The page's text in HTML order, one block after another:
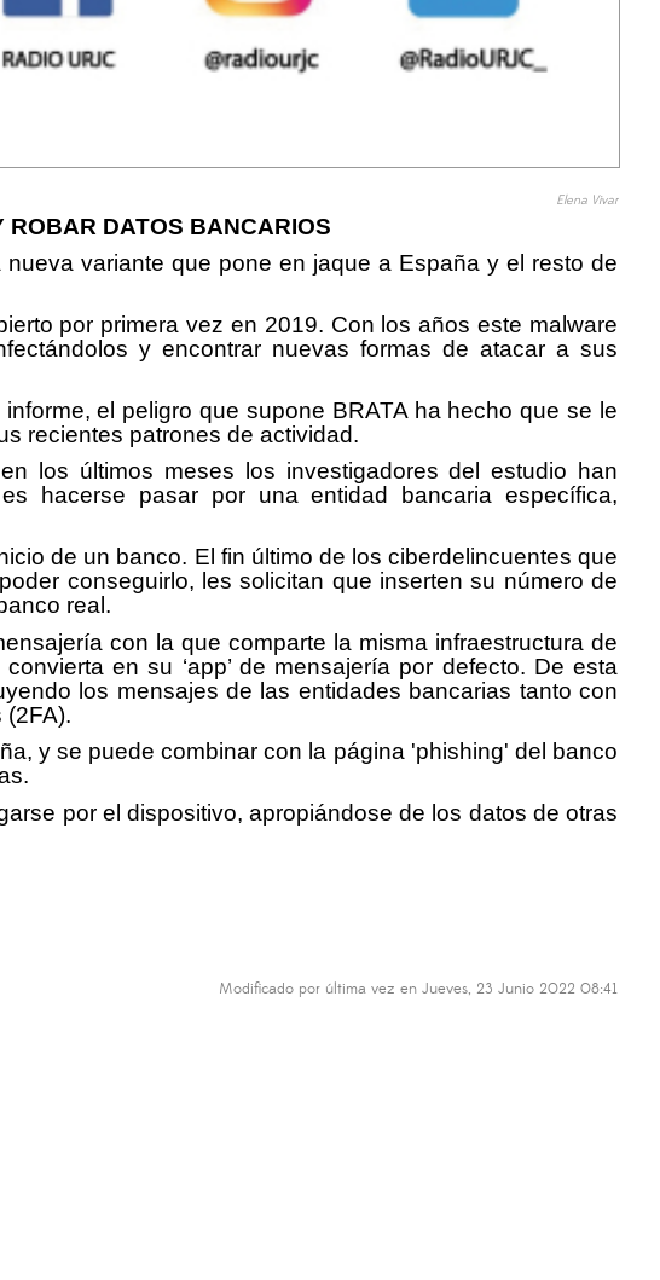
Elena Vivar
ROBAR DATOS BANCARIOS
variante que pone en jaque a España y el resto de
por primera vez en 2019. Con los años este malware
y encontrar nuevas formas de atacar a sus
el peligro que supone BRATA ha hecho que se le
recientes patrones de actividad.
los últimos meses los investigadores del estudio han
hacerse pasar por una entidad bancaria específica,
de un banco. El fin último de los ciberdelincuentes que
conseguirlo, les solicitan que inserten su número de
real.
con la que comparte la misma infraestructura de
en su ‘app’ de mensajería por defecto. De esta
los mensajes de las entidades bancarias tanto con
y se puede combinar con la página 'phishing' del banco
por el dispositivo, apropiándose de los datos de otras
Modificado por última vez en Jueves, 23 Junio 2022 08:41